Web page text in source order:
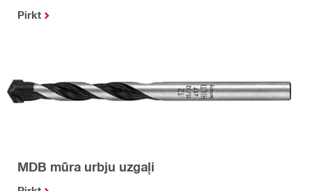
Pirkt
MDB mūra urbju uzgaļi